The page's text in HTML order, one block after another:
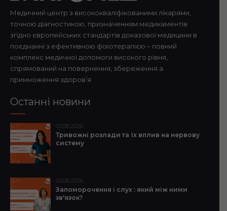
Медичний центр з висококваліфікованими лікарями,
точною діагностикою, призначенням медикаментів
згідно європейських стандартів доказової медицини в
поєднанні з ефективною фізіотерапією – повний
комплекс медичної допомоги високого рівня,
спрямований на повернення, збереження а
примноження здоров’я
Останні новини
05.08.2026
Тривожні розлади та їх вплив на нервову
систему
05.08.2026
Запоморочення і слух : який між ними
зв'язок?